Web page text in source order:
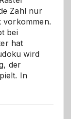
Zahl nur
vorkommen.
bei
hat
wird
der
In